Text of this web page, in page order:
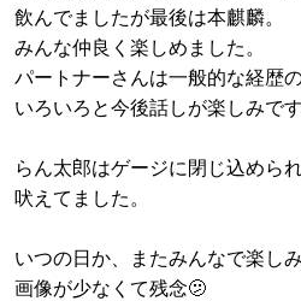
飲んでましたが最後は本麒麟。
みんな仲良く楽しめました。
パートナーさんは一般的な経歴
いろいろと今後話しが楽しみで
らん太郎はゲージに閉じ込めら
吠えてました。
いつの日か、またみんなで楽し
画像が少なくて残念🫤